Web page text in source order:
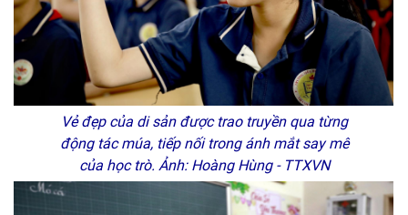
Vẻ đẹp của di sản được trao truyền qua từng
động tác múa, tiếp nối trong ánh mắt say mê
của học trò. Ảnh: Hoàng Hùng - TTXVN